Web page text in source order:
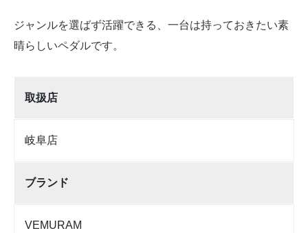
ジャンルを選ばず活躍できる、一台は持っておきたい素
晴らしいペダルです。
取扱店
岐阜店
ブランド
VEMURAM